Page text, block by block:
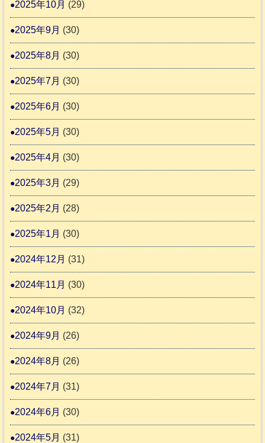
2025年10月 (29)
2025年9月 (30)
2025年8月 (30)
2025年7月 (30)
2025年6月 (30)
2025年5月 (30)
2025年4月 (30)
2025年3月 (29)
2025年2月 (28)
2025年1月 (30)
2024年12月 (31)
2024年11月 (30)
2024年10月 (32)
2024年9月 (26)
2024年8月 (26)
2024年7月 (31)
2024年6月 (30)
2024年5月 (31)